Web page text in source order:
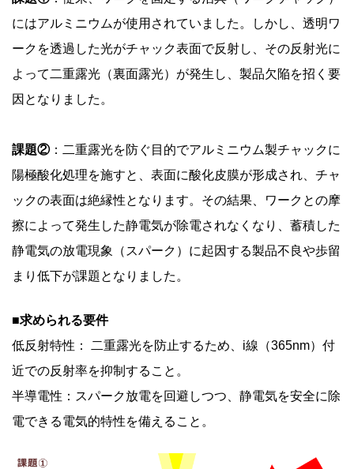
にはアルミニウムが使用されていました。しかし、透明ワ
ークを透過した光がチャック表面で反射し、その反射光に
よって二重露光（裏面露光）が発生し、製品欠陥を招く要
因となりました。
課題②：二重露光を防ぐ目的でアルミニウム製チャックに
陽極酸化処理を施すと、表面に酸化皮膜が形成され、チャ
ックの表面は絶縁性となります。その結果、ワークとの摩
擦によって発生した静電気が除電されなくなり、蓄積した
静電気の放電現象（スパーク）に起因する製品不良や歩留
まり低下が課題となりました。
■求められる要件
低反射特性： 二重露光を防止するため、i線（365nm）付
近での反射率を抑制すること。
半導電性：スパーク放電を回避しつつ、静電気を安全に除
電できる電気的特性を備えること。